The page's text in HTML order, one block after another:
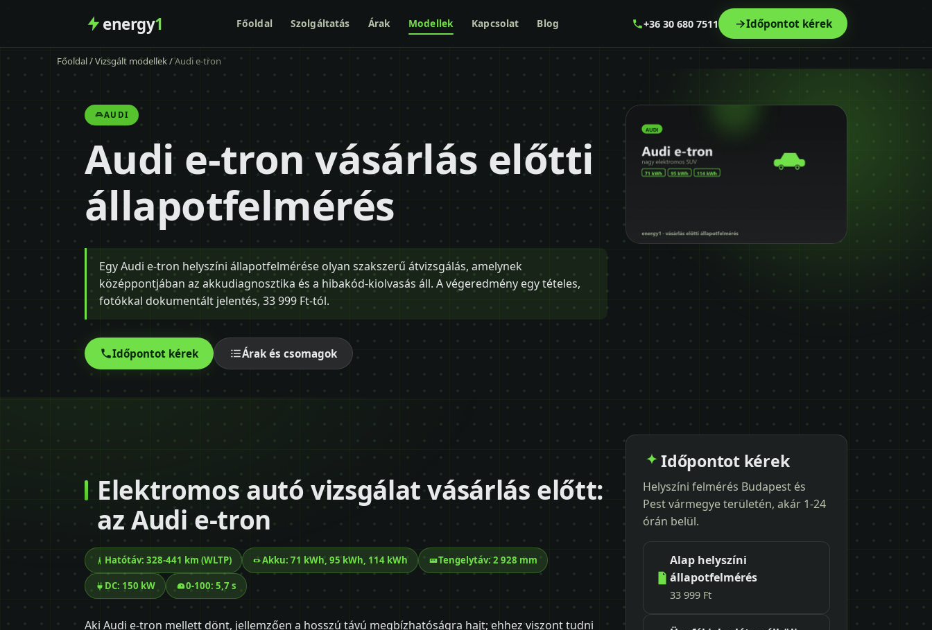
energy1 Főoldal Szolgáltatás Árak Modellek Kapcsolat Blog +36 30 680 7511 Időpontot kérek
Főoldal/Vizsgált modellek/Audi e-tron
AUDI
Audi e-tron vásárlás előtti
állapotfelmérés
Egy Audi e-tron helyszíni állapotfelmérése olyan szakszerű átvizsgálás, amelynek
középpontjában az akkudiagnosztika és a hibakód-kiolvasás áll. A végeredmény egy tételes,
fotókkal dokumentált jelentés, 33 999 Ft-tól.
Időpontot kérek Árak és csomagok
Elektromos autó vizsgálat vásárlás előtt:
az Audi e-tron
Hatótáv: 328-441 km (WLTP) Akku: 71 kWh, 95 kWh, 114 kWh Tengelytáv: 2 928 mm
DC: 150 kW 0-100: 5,7 s
Aki Audi e-tron mellett dönt, jellemzően a hosszú távú megbízhatóságra hajt; ehhez viszont tudni
Időpontot kérek
Helyszíni felmérés Budapest és
Pest vármegye területén, akár 1-24
órán belül.
Alap helyszíni
állapotfelmérés
33 999 Ft